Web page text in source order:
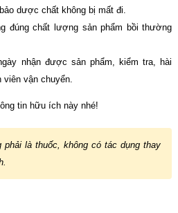
dược chất không bị mất đi.
đúng chất lượng sản phẩm bồi thường
nhận được sản phẩm, kiểm tra, hài
vận chuyển.
tin hữu ích này nhé!
phải là thuốc, không có tác dụng thay